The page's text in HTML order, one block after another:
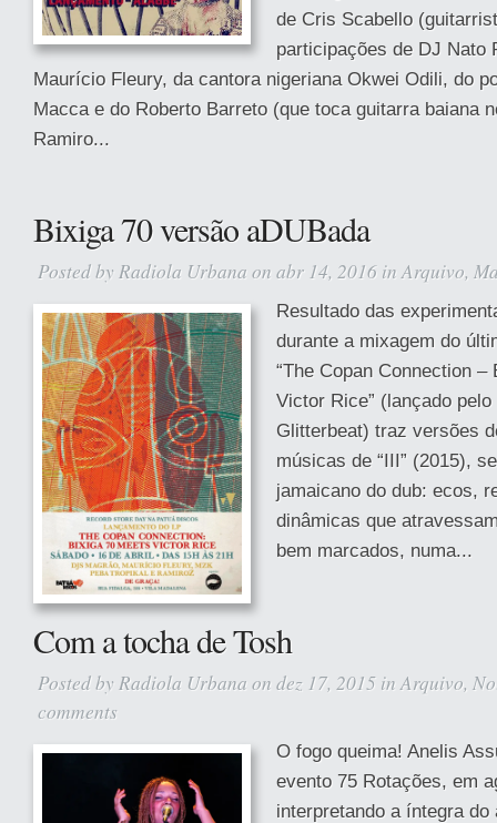
de Cris Scabello
participações de DJ Nato
Maurício Fleury, da cantora nigeriana Okwei Odili, do
Macca e do Roberto Barreto (que toca guitarra baiana
Ramiro...
Bixiga 70 versão aDUBada
Posted by Radiola Urbana on abr 14, 2016 inArquivo,
Resultado das
durante a mixagem do
“The Copan Connection –
Victor Rice” (lançado
Glitterbeat) traz versões
músicas de “III” (2015),
jamaicano do dub: ecos,
dinâmicas que
bem marcados, numa...
Com a tocha de Tosh
Posted by Radiola Urbana on dez 17, 2015 inArquivo,
comments
O fogo queima! Anelis
evento 75 Rotações, em
interpretando a íntegra